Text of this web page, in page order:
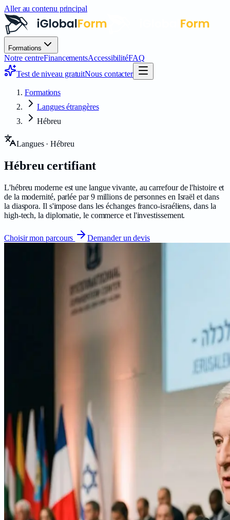
Aller au contenu principal
Formations
Notre centreFinancementsAccessibilitéFAQ
Test de niveau gratuitNous contacter
Formations
Langues étrangères
Hébreu
Langues · Hébreu
Hébreu certifiant
L'hébreu moderne est une langue vivante, au carrefour de l'histoire et
de la modernité, parlée par 9 millions de personnes en Israël et dans
la diaspora. Il s'impose dans les échanges franco-israéliens, dans la
high-tech, la diplomatie, le commerce et l'investissement.
Choisir mon parcours Demander un devis